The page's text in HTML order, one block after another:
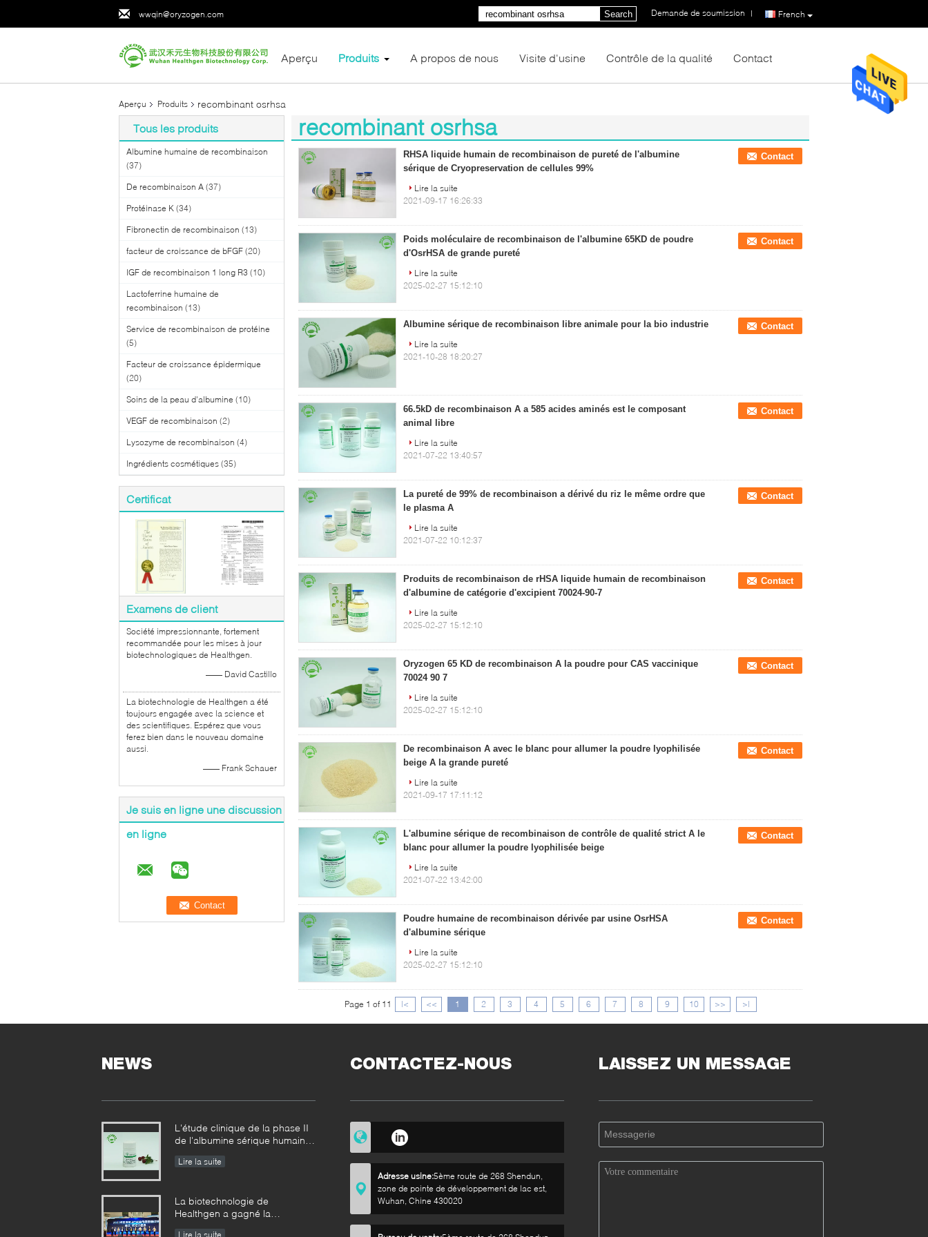
wwqin@oryzogen.com French
Demande de soumission |
Search
Aperçu Produits A propos de nous Visite d'usine Contrôle de la qualité Contact
Aperçu Produits recombinant osrhsa
Tous les produits
Albumine humaine de recombinaison
(37)
De recombinaison A (37)
Protéinase K (34)
Fibronectin de recombinaison (13)
facteur de croissance de bFGF (20)
IGF de recombinaison 1 long R3 (10)
Lactoferrine humaine de
recombinaison (13)
Service de recombinaison de protéine
(5)
Facteur de croissance épidermique
(20)
Soins de la peau d'albumine (10)
VEGF de recombinaison (2)
Lysozyme de recombinaison (4)
Ingrédients cosmétiques (35)
Certificat
Examens de client
Société impressionnante, fortement
recommandée pour les mises à jour
biotechnologiques de Healthgen.
—— David Castillo
La biotechnologie de Healthgen a été
toujours engagée avec la science et
des scientifiques. Espérez que vous
ferez bien dans le nouveau domaine
aussi.
—— Frank Schauer
Je suis en ligne une discussion
en ligne
recombinant osrhsa
(106)
RHSA liquide humain de recombinaison de pureté de l'albumine
sérique de Cryopreservation de cellules 99%
Contact
Lire la suite
2021-09-17 16:26:33
Poids moléculaire de recombinaison de l'albumine 65KD de poudre
d'OsrHSA de grande pureté
Contact
Lire la suite
2025-02-27 15:12:10
Albumine sérique de recombinaison libre animale pour la bio industrie
Contact
Lire la suite
2021-10-28 18:20:27
66.5kD de recombinaison A a 585 acides aminés est le composant
animal libre
Contact
Lire la suite
2021-07-22 13:40:57
La pureté de 99% de recombinaison a dérivé du riz le même ordre que
le plasma A
Contact
Lire la suite
2021-07-22 10:12:37
Produits de recombinaison de rHSA liquide humain de recombinaison
d'albumine de catégorie d'excipient 70024-90-7
Contact
Lire la suite
2025-02-27 15:12:10
Oryzogen 65 KD de recombinaison A la poudre pour CAS vaccinique
70024 90 7
Contact
Lire la suite
2025-02-27 15:12:10
De recombinaison A avec le blanc pour allumer la poudre lyophilisée
beige A la grande pureté
Contact
Lire la suite
2021-09-17 17:11:12
L'albumine sérique de recombinaison de contrôle de qualité strict A le
blanc pour allumer la poudre lyophilisée beige
Contact
Lire la suite
2021-07-22 13:42:00
Poudre humaine de recombinaison dérivée par usine OsrHSA
d'albumine sérique
Contact
Lire la suite
2025-02-27 15:12:10
Page 1 of 11 |< << 1 2 3 4 5 6 7 8 9 10 >> >|
NEWS
L'étude clinique de la phase II
de l'albumine sérique humaine
dérivée a réalisé des résultats
Lire la suite
La biotechnologie de
Healthgen a gagné la
Lire la suite
CONTACTEZ-NOUS
Adresse usine:5ème route de 268 Shendun,
zone de pointe de développement de lac est,
Wuhan, Chine 430020
LAISSEZ UN MESSAGE